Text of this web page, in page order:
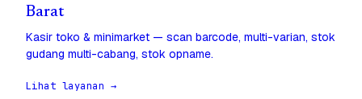
Barat
Kasir toko & minimarket — scan barcode, multi-varian, stok
gudang multi-cabang, stok opname.
Lihat layanan →